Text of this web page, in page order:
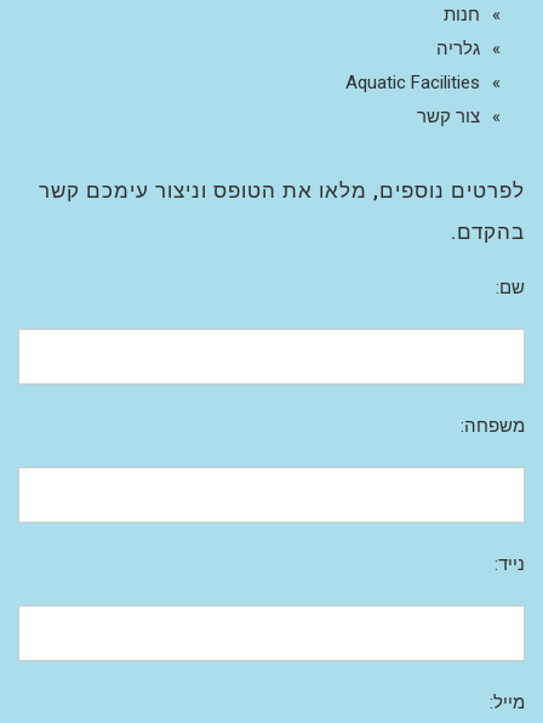
חנות
גלריה
Aquatic Facilities
צור קשר
לפרטים נוספים, מלאו את הטופס וניצור עימכם קשר
בהקדם.
שם:
משפחה:
נייד:
מייל: